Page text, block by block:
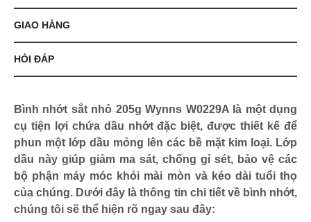
GIAO HÀNG
HỎI ĐÁP
Bình nhớt sắt nhỏ 205g Wynns W0229A là một dụng
cụ tiện lợi chứa dầu nhớt đặc biệt, được thiết kế để
phun một lớp dầu mỏng lên các bề mặt kim loại. Lớp
dầu này giúp giảm ma sát, chống gỉ sét, bảo vệ các
bộ phận máy móc khỏi mài mòn và kéo dài tuổi thọ
của chúng. Dưới đây là thông tin chi tiết về bình nhớt,
chúng tôi sẽ thể hiện rõ ngay sau đây: